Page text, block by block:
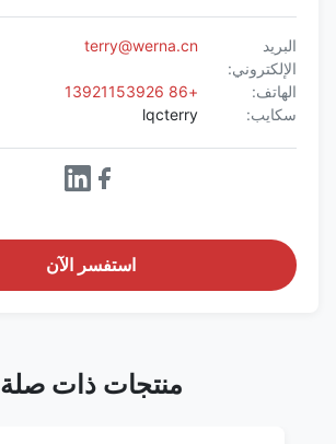
البريد
الإلكتروني:
terry@werna.cn
الهاتف:
+86 13921153926
سكايب:
lqcterry
استفسر الآن
منتجات ذات صلة